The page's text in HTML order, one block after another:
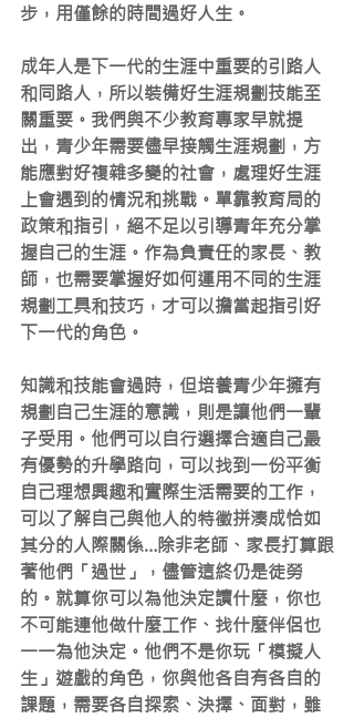
步，用僅餘的時間過好人生。
成年人是下一代的生涯中重要的引路人
和同路人，所以裝備好生涯規劃技能至
關重要。我們與不少教育專家早就提
出，青少年需要儘早接觸生涯規劃，方
能應對好複雜多變的社會，處理好生涯
上會遇到的情況和挑戰。單靠教育局的
政策和指引，絕不足以引導青年充分掌
握自己的生涯。作為負責任的家長、教
師，也需要掌握好如何運用不同的生涯
規劃工具和技巧，才可以擔當起指引好
下一代的角色。
知識和技能會過時，但培養青少年擁有
規劃自己生涯的意識，則是讓他們一輩
子受用。他們可以自行選擇合適自己最
有優勢的升學路向，可以找到一份平衡
自己理想興趣和實際生活需要的工作，
可以了解自己與他人的特徵拼湊成恰如
其分的人際關係…除非老師、家長打算跟
著他們「過世」，儘管這終仍是徒勞
的。就算你可以為他決定讀什麼，你也
不可能連他做什麼工作、找什麼伴侶也
一一為他決定。他們不是你玩「模擬人
生」遊戲的角色，你與他各自有各自的
課題，需要各自探索、決擇、面對，雖